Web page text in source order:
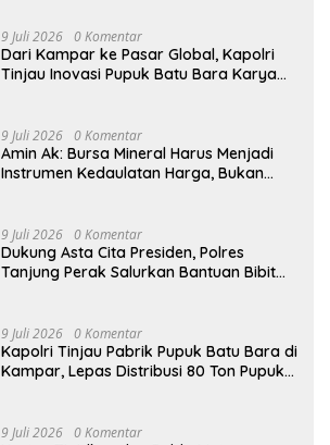
9 Juli 2026 0 Komentar
Dari Kampar ke Pasar Global, Kapolri
Tinjau Inovasi Pupuk Batu Bara Karya
9 Juli 2026 0 Komentar
Amin Ak: Bursa Mineral Harus Menjadi
Instrumen Kedaulatan Harga, Bukan
9 Juli 2026 0 Komentar
Dukung Asta Cita Presiden, Polres
Tanjung Perak Salurkan Bantuan Bibit
9 Juli 2026 0 Komentar
Kapolri Tinjau Pabrik Pupuk Batu Bara di
Kampar, Lepas Distribusi 80 Ton Pupuk
9 Juli 2026 0 Komentar